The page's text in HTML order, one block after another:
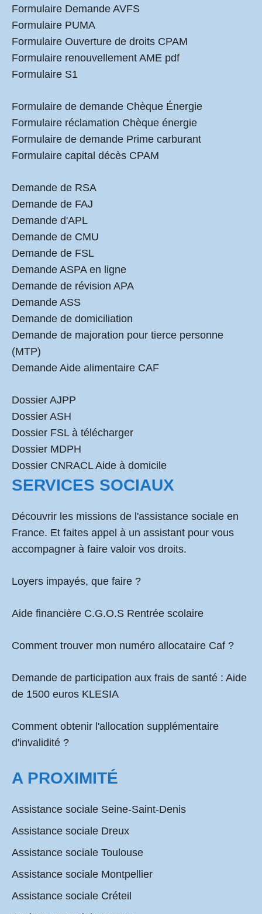
Formulaire Demande AVFS
Formulaire PUMA
Formulaire Ouverture de droits CPAM
Formulaire renouvellement AME pdf
Formulaire S1
Formulaire de demande Chèque Énergie
Formulaire réclamation Chèque énergie
Formulaire de demande Prime carburant
Formulaire capital décès CPAM
Demande de RSA
Demande de FAJ
Demande d'APL
Demande de CMU
Demande de FSL
Demande ASPA en ligne
Demande de révision APA
Demande ASS
Demande de domiciliation
Demande de majoration pour tierce personne
(MTP)
Demande Aide alimentaire CAF
Dossier AJPP
Dossier ASH
Dossier FSL à télécharger
Dossier MDPH
Dossier CNRACL Aide à domicile
SERVICES SOCIAUX
Découvrir les missions de l'assistance sociale en
France. Et faites appel à un assistant pour vous
accompagner à faire valoir vos droits.
Loyers impayés, que faire ?
Aide financière C.G.O.S Rentrée scolaire
Comment trouver mon numéro allocataire Caf ?
Demande de participation aux frais de santé : Aide
de 1500 euros KLESIA
Comment obtenir l'allocation supplémentaire
d'invalidité ?
A PROXIMITÉ
Assistance sociale Seine-Saint-Denis
Assistance sociale Dreux
Assistance sociale Toulouse
Assistance sociale Montpellier
Assistance sociale Créteil